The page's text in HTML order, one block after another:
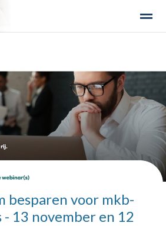
Nieuws Agenda
besparen voor mkb-
13 november en 12